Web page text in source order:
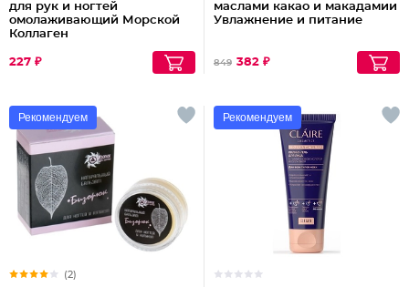
для рук и ногтей
омолаживающий Морской
Коллаген
227 ₽
маслами какао и макадамии
Увлажнение и питание
849 382 ₽
Рекомендуем
(2)
Рекомендуем